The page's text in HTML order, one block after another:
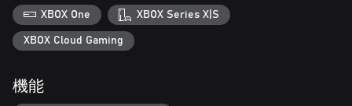
3つのダウンロードコンテンツが順に登場予定！
ゲームをプレイするには、常時インターネットに接続する必要
があります。
XBOX One XBOX Series X|S
XBOX Cloud Gaming
機能